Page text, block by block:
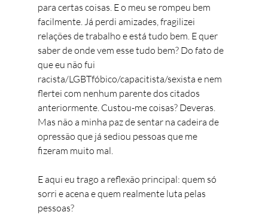
para certas coisas. E o meu se rompeu bem
facilmente. Já perdi amizades, fragilizei
relações de trabalho e está tudo bem. E quer
saber de onde vem esse tudo bem? Do fato de
que eu não fui
racista/LGBTfóbico/capacitista/sexista e nem
flertei com nenhum parente dos citados
anteriormente. Custou-me coisas? Deveras.
Mas não a minha paz de sentar na cadeira de
opressão que já sediou pessoas que me
fizeram muito mal.
E aqui eu trago a reflexão principal: quem só
sorri e acena e quem realmente luta pelas
pessoas?